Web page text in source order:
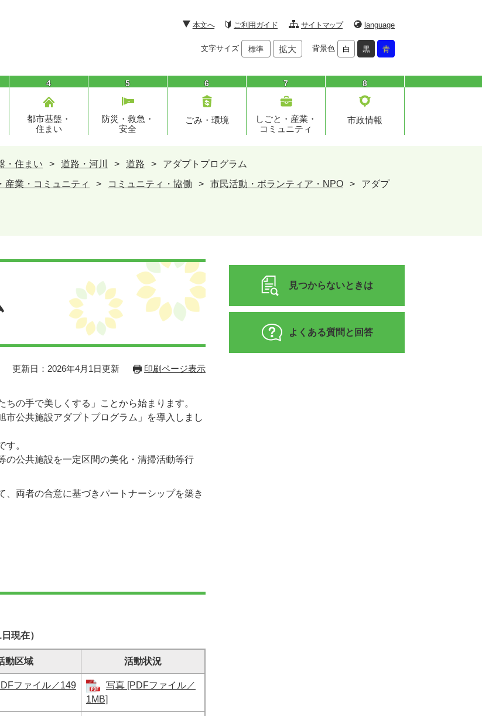
本文へ ご利用ガイド サイトマップ language
文字サイズ 標準 拡大 背景色 白 黒 青
4
都市基盤・
住まい
5
防災・救急・
安全
6
ごみ・環境
7
しごと・産業・
コミュニティ
8
市政情報
・住まい > 道路・河川 > 道路 >
アダプトプログラム
産業・コミュニティ > コミュニティ・協働 > 市民活動・ボランティア・NPO >
アダプ
更新日：2026年4月1日更新 印刷ページ表示
の手で美しくする」ことから始まります。
公共施設アダプトプログラム」を導入しまし
す。
の公共施設を一定区間の美化・清掃活動等行
両者の合意に基づきパートナーシップを築き
現在）
動区域 活動状況
ファイル／149
写真 [PDFファイル／
1MB]
見つからないときは
よくある質問と回答